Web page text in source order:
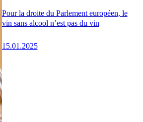
Pour la droite du Parlement européen, le
vin sans alcool n’est pas du vin
15.01.2025